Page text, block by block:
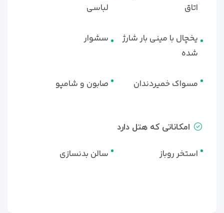
اتاق
لباسی
یخچال با مینی بار شارژ
شده
سشوار
مسواک خمیردندان صابون و شامپو
امکاناتی که هتل دارد
استخر روباز سالن بدنسازی